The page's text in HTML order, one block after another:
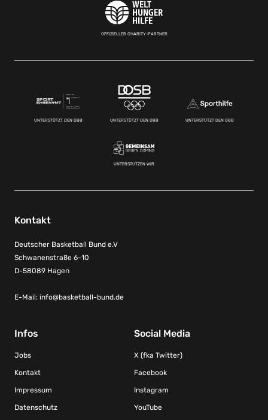
OFFIZIELLER CHARITY-PARTNER
UNTERSTÜTZT DEN DBB UNTERSTÜTZT DEN DBB UNTERSTÜTZT DEN DBB
UNTERSTÜTZEN WIR
Kontakt
Deutscher Basketball Bund e.V
Schwanenstraße 6-10
D-58089 Hagen
E-Mail: info@basketball-bund.de
Infos
Jobs
Kontakt
Impressum
Datenschutz
Social Media
X (fka Twitter)
Facebook
Instagram
YouTube